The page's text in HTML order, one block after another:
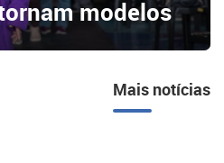
modelos
Mais notícias